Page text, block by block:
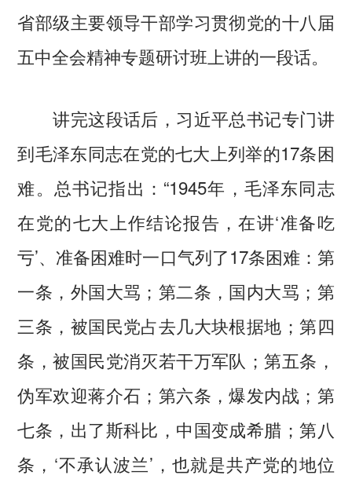
省部级主要领导干部学习贯彻党的十八届
五中全会精神专题研讨班上讲的一段话。
讲完这段话后，习近平总书记专门讲
到毛泽东同志在党的七大上列举的17条困
难。总书记指出：“1945年，毛泽东同志
在党的七大上作结论报告，在讲‘准备吃
亏’、准备困难时一口气列了17条困难：第
一条，外国大骂；第二条，国内大骂；第
三条，被国民党占去几大块根据地；第四
条，被国民党消灭若干万军队；第五条，
伪军欢迎蒋介石；第六条，爆发内战；第
七条，出了斯科比，中国变成希腊；第八
条，‘不承认波兰’，也就是共产党的地位